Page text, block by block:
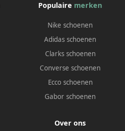
Populaire merken
Nike schoenen
Adidas schoenen
Clarks schoenen
Converse schoenen
Ecco schoenen
Gabor schoenen
Over ons